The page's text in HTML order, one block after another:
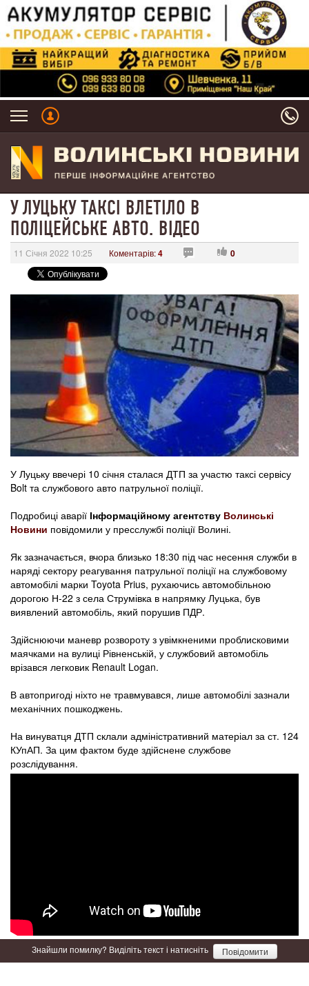
У ЛУЦЬКУ ТАКСІ ВЛЕТІЛО В
ПОЛІЦЕЙСЬКЕ АВТО. ВІДЕО
11 Січня 2022 10:25 Коментарів:4 0
У Луцьку ввечері 10 січня сталася ДТП за участю таксі сервісу
Bolt та службового авто патрульної поліції.
Подробиці аварії Інформаційному агентству Волинські
Новини повідомили у пресслужбі поліції Волині.
Як зазначається, вчора близько 18:30 під час несення служби в
наряді сектору реагування патрульної поліції на службовому
автомобілі марки Toyota Prius, рухаючись автомобільною
дорогою Н-22 з села Струмівка в напрямку Луцька, був
виявлений автомобіль, який порушив ПДР.
Здійснюючи маневр розвороту з увімкненими проблисковими
маячками на вулиці Рівненській, у службовий автомобіль
врізався легковик Renault Logan.
В автопригоді ніхто не травмувався, лише автомобілі зазнали
механічних пошкоджень.
На винуватця ДТП склали адміністративний матеріал за ст. 124
КУпАП. За цим фактом буде здійснене службове
розслідування.
Знайшли помилку? Виділіть текст і натисніть Повідомити